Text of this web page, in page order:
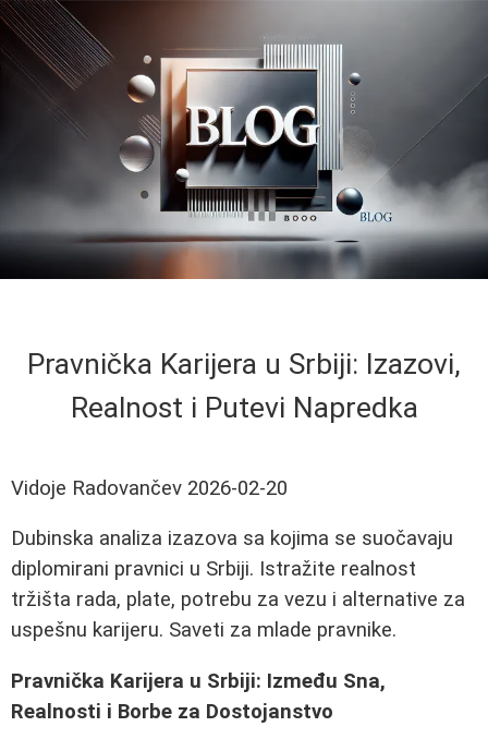
Pravnička Karijera u Srbiji: Izazovi,
Realnost i Putevi Napredka
Vidoje Radovančev 2026-02-20
Dubinska analiza izazova sa kojima se suočavaju
diplomirani pravnici u Srbiji. Istražite realnost
tržišta rada, plate, potrebu za vezu i alternative za
uspešnu karijeru. Saveti za mlade pravnikе.
Pravnička Karijera u Srbiji: Između Sna,
Realnosti i Borbe za Dostojanstvo